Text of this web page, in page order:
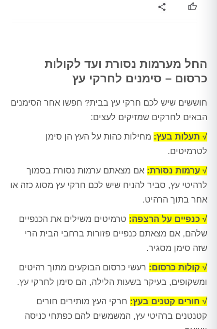
החל מערמות נסורת ועד לקולות
כרסום – סימנים לחרקי עץ
חוששים שיש לכם חרקי עץ בבית? חפשו אחר הסימנים
הבאים לחרקים שמזיקים לעצים:
√ תעלות בעץ: מחילות כהות על העץ הן סימן
לטרמיטים.
√ ערמות נסורת: אם מצאתם ערמות נסורת בסמוך
לרהיטי עץ, סביר להניח שיש לכם חרקי עץ מסוג כזה או
אחר בתוך הרהיט.
√ כנפיים על הרצפה: טרמיטים משילים את הכנפיים
שלהם, אם מצאתם כנפיים פזורות ברחבי הבית הרי
שזה סימן מסגיר.
√ קולות כרסום: רעשי כרסום הבוקעים מתוך רהיטים
ומשקופים, בעיקר בשעות הלילה, הם סימן לחרקי עץ.
√ חורים קטנים בעץ: חרקי העץ מותירים חורים
קטנטנים ברהיטי עץ, המשמשים להם כפתחי כניסה